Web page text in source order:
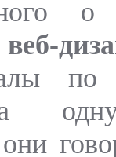
о
веб-
по